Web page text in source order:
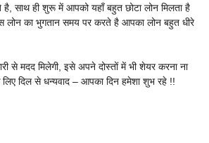
साथ ही शुरू में आपको यहाँ बहुत छोटा लोन मिलता है
का भुगतान समय पर करते है आपका लोन बहुत धीरे
से मदद मिलेगी, इसे अपने दोस्तों में भी शेयर करना ना
दिल से धन्यवाद – आपका दिन हमेशा शुभ रहे !!